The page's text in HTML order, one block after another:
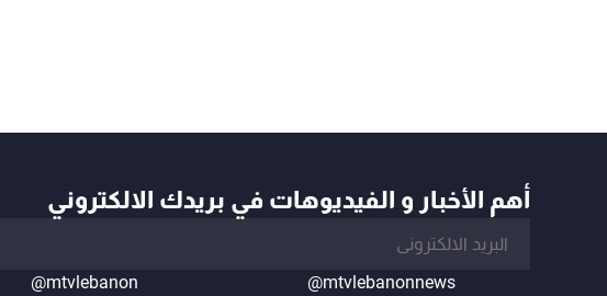
أهم الأخبار و الفيديوهات في بريدك الالكتروني
@mtvlebanonnews
@mtvlebanon